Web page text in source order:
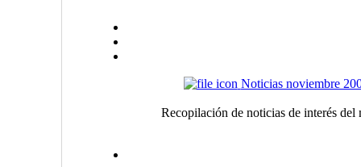
Noticias noviembre
Recopilación de noticias de interés del